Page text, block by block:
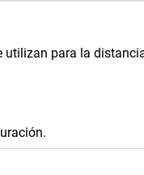
para la